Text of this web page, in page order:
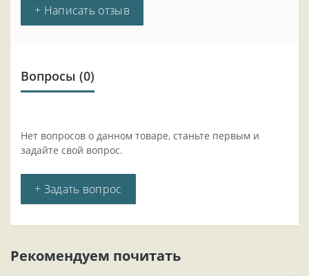
+ Написать отзыв
Вопросы (0)
Нет вопросов о данном товаре, станьте первым и
задайте свой вопрос.
+ Задать вопрос
Рекомендуем почитать